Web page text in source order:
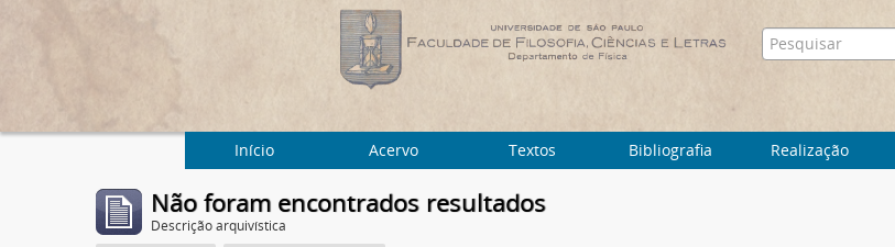
Início Acervo Textos Bibliografia Realização
Não foram encontrados resultados
Descrição arquivística